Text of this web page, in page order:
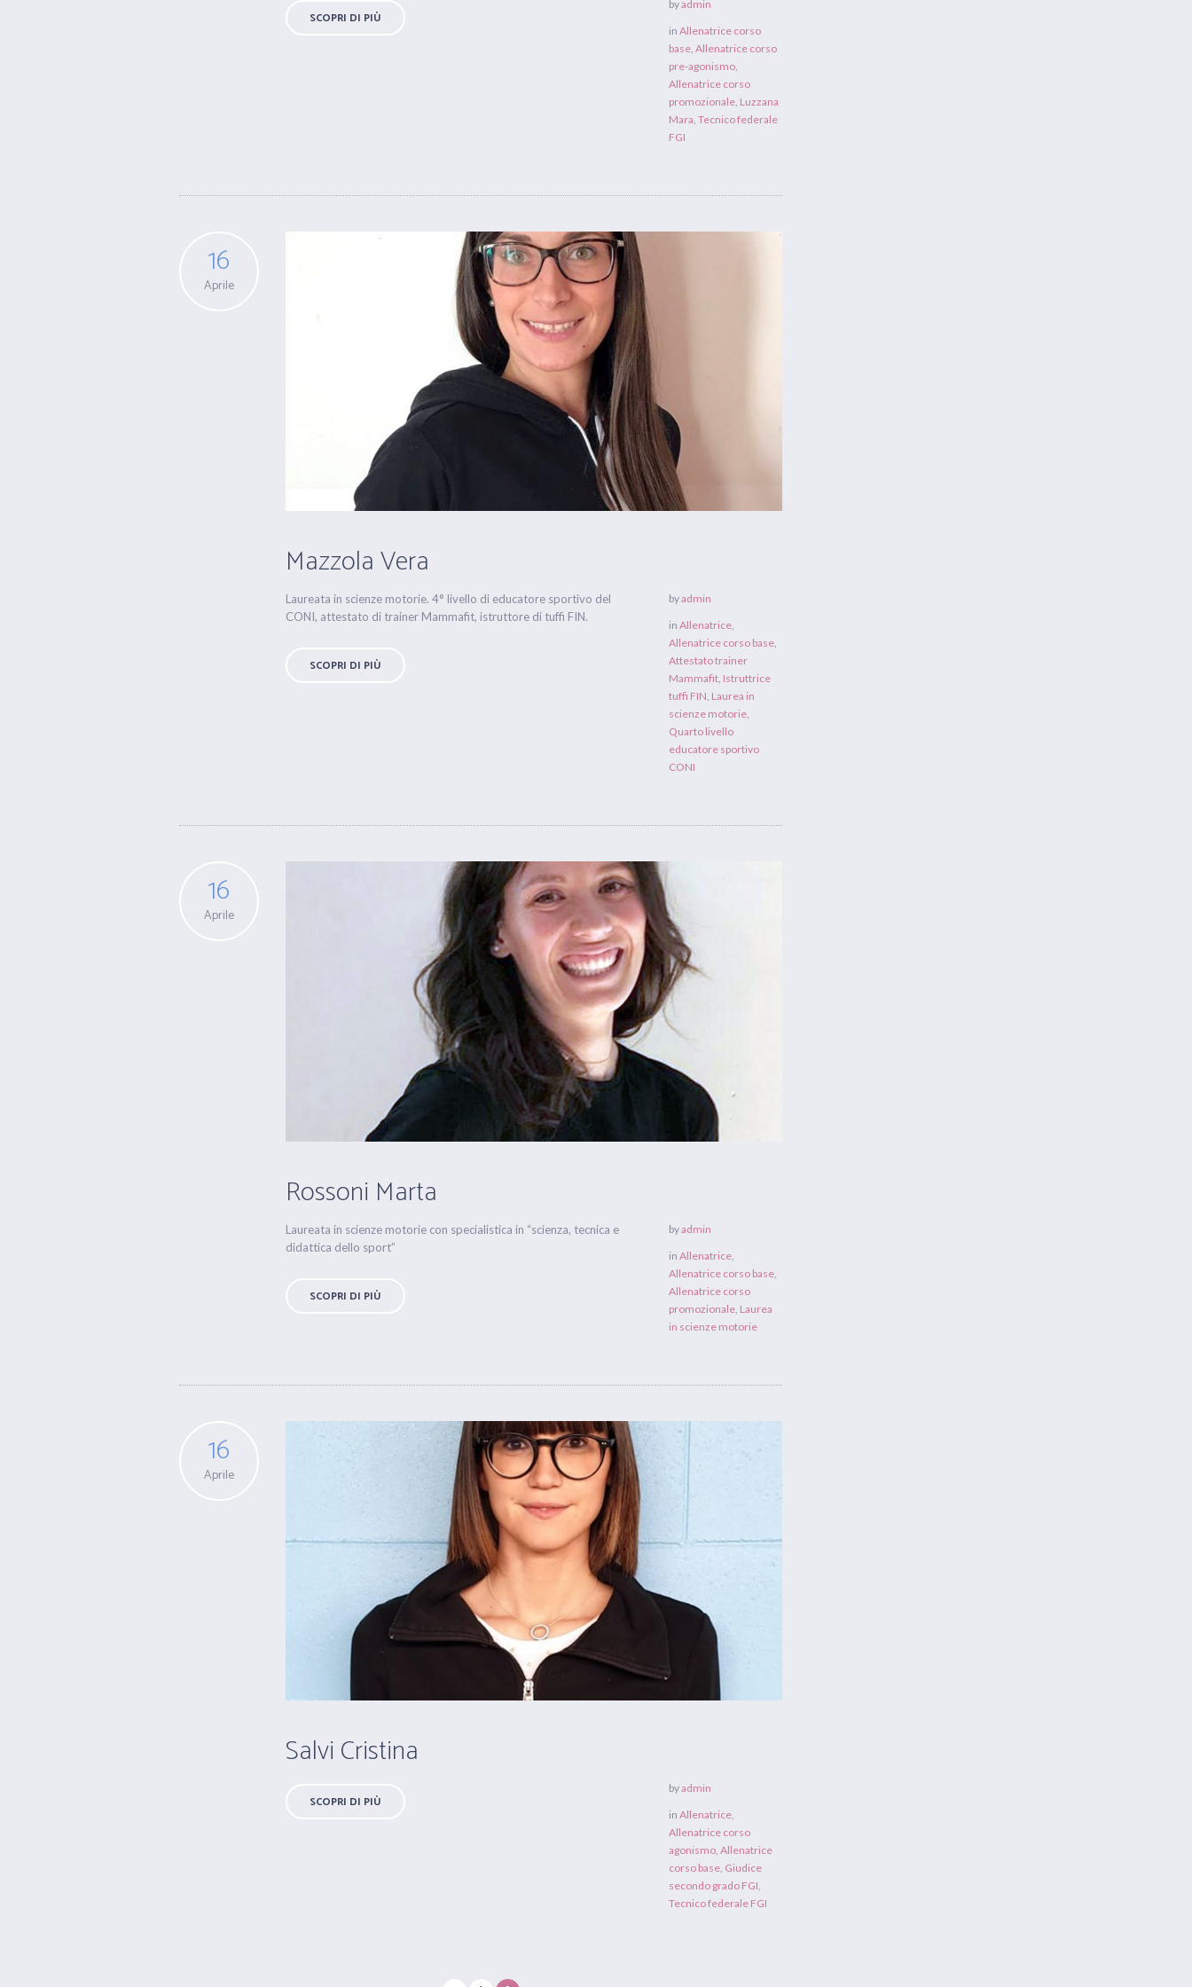
byadmin
inAllenatrice corso
base,Allenatrice corso
pre-agonismo,
Allenatrice corso
promozionale, Luzzana
Mara,Tecnico federale
FGI
SCOPRI DI PIÙ
16
Aprile
Mazzola Vera
byadmin
inAllenatrice,
Allenatrice corso base,
Attestato trainer
Mammafit, Istruttrice
tuffi FIN, Laurea in
scienze motorie,
Quarto livello
educatore sportivo
CONI
Laureata in scienze motorie. 4° livello di educatore sportivo del
CONI, attestato di trainer Mammafit, istruttore di tuffi FIN.
SCOPRI DI PIÙ
16
Aprile
Rossoni Marta
byadmin
inAllenatrice
Allenatrice corso base
Allenatrice corso
promozionale Laurea
in scienze motorie
Laureata in scienze motorie con specialistica in “scienza, tecnica e
didattica dello sport”
SCOPRI DI PIÙ
16
Aprile
Salvi Cristina
byadmin
inAllenatrice
Allenatrice corso
agonismo ,Allenatrice
corso base Giudice
secondo grado FGI
Tecnico federale FGI
SCOPRI DI PIÙ